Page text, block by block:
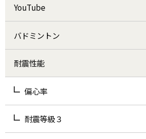
YouTube
バドミントン
耐震性能
偏心率
耐震等級３